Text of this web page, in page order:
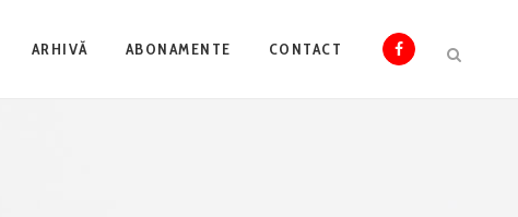
ARHIVĂ ABONAMENTE CONTACT